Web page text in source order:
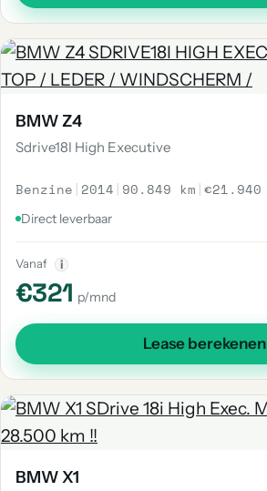
BMW Z4
Sdrive18I High Executive
Benzine | 2014 | 90.849 km |€21.940
Direct leverbaar
Vanaf i
€321 p/mnd
Lease berekenen
BMW X1